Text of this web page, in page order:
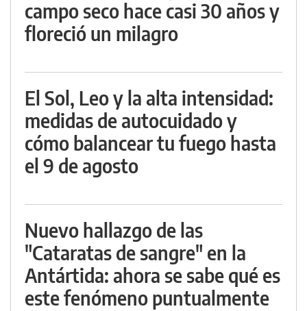
campo seco hace casi 30 años y
floreció un milagro
El Sol, Leo y la alta intensidad:
medidas de autocuidado y
cómo balancear tu fuego hasta
el 9 de agosto
Nuevo hallazgo de las
"Cataratas de sangre" en la
Antártida: ahora se sabe qué es
este fenómeno puntualmente